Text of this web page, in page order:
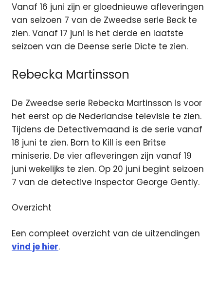
Vanaf 16 juni zijn er gloednieuwe afleveringen
van seizoen 7 van de Zweedse serie Beck te
zien. Vanaf 17 juni is het derde en laatste
seizoen van de Deense serie Dicte te zien.
Rebecka Martinsson
De Zweedse serie Rebecka Martinsson is voor
het eerst op de Nederlandse televisie te zien.
Tijdens de Detectivemaand is de serie vanaf
18 juni te zien. Born to Kill is een Britse
miniserie. De vier afleveringen zijn vanaf 19
juni wekelijks te zien. Op 20 juni begint seizoen
7 van de detective Inspector George Gently.
Overzicht
Een compleet overzicht van de uitzendingen
vind je hier.